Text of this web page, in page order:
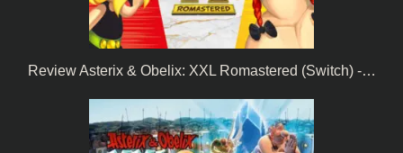
Review Asterix & Obelix: XXL Romastered (Switch) -…